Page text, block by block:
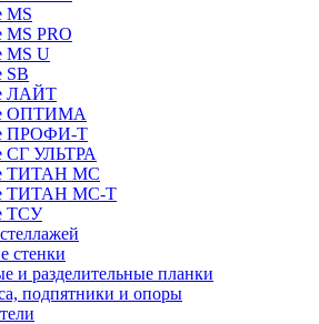
MS
PRO
MS U
SB
ЛАЙТ
ОПТИМА
ПРОФИ-Т
СГ УЛЬТРА
ТИТАН МС
ТИТАН МС-Т
ТСУ
стенки
и разделительные планки
подпятники и опоры